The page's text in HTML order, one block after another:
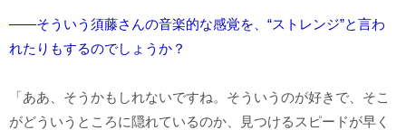
――そういう須藤さんの音楽的な感覚を、“ストレンジ”と言わ
れたりもするのでしょうか？
「ああ、そうかもしれないですね。そういうのが好きで、そこ
がどういうところに隠れているのか、見つけるスピードが早く